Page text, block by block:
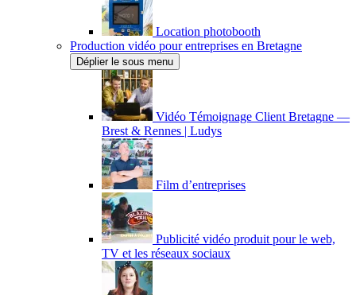
Location photobooth
Production vidéo pour entreprises en Bretagne
Déplier le sous menu
Vidéo Témoignage Client Bretagne —
Brest & Rennes | Ludys
Film d’entreprises
Publicité vidéo produit pour le web,
TV et les réseaux sociaux